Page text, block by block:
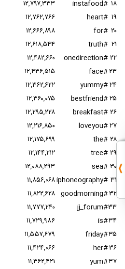
۱۸ #instafood
۱۲,۷۹۷,۳۳۳
۱۹ #heart
۱۲,۷۶۲,۷۶۶
۲۰ #for
۱۲,۶۶۶,۸۹۸
۲۱ #truth
۱۲,۶۱۸,۵۴۴
۲۲ #onedirection
۱۲,۴۸۲,۶۶۰
۲۳#face
۱۲,۴۳۶,۵۱۵
۲۴#yummy
۱۲,۳۶۲,۶۲۲
۲۵#bestfriend
۱۲,۳۶۰,۰۷۵
۲۶ #breakfast
۱۲,۲۹۵,۲۲۸
۲۷#loveyou
۱۲,۲۱۶,۸۵۰
۲۸ #the
۱۲,۱۷۵,۶۹۹
۲۹ #tree
۱۲,۱۴۴,۲۱۲
۳۰ #sea
۱۲,۰۸۸,۲۹۳
۳۱ #iphoneography
۱۱,۸۵۶,۰۶۸
۳۲#goodmorning
۱۱,۸۲۲,۶۲۸
۳۳#jj_forum
۱۱,۷۷۷,۲۴۰
۳۴#is
۱۱,۷۲۹,۹۸۶
۳۵#friday
۱۱,۵۵۷,۶۷۹
۳۶#her
۱۱,۴۲۴,۰۶۶
۳۷#yum
۱۱,۳۶۲,۴۲۱